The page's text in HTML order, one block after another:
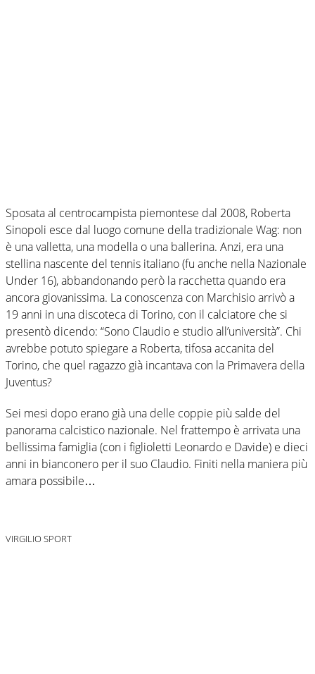
Sposata al centrocampista piemontese dal 2008, Roberta
Sinopoli esce dal luogo comune della tradizionale Wag: non
è una valletta, una modella o una ballerina. Anzi, era una
stellina nascente del tennis italiano (fu anche nella Nazionale
Under 16), abbandonando però la racchetta quando era
ancora giovanissima. La conoscenza con Marchisio arrivò a
19 anni in una discoteca di Torino, con il calciatore che si
presentò dicendo: “Sono Claudio e studio all’università”. Chi
avrebbe potuto spiegare a Roberta, tifosa accanita del
Torino, che quel ragazzo già incantava con la Primavera della
Juventus?
Sei mesi dopo erano già una delle coppie più salde del
panorama calcistico nazionale. Nel frattempo è arrivata una
bellissima famiglia (con i figlioletti Leonardo e Davide) e dieci
anni in bianconero per il suo Claudio. Finiti nella maniera più
amara possibile…
VIRGILIO SPORT